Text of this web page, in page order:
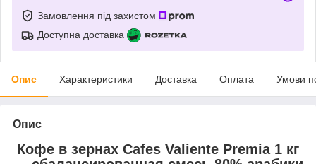
Замовлення під захистом
Доступна доставка
Опис Характеристики Доставка Оплата Умови
Опис
Кофе в зернах Cafes Valiente Premia 1 кг